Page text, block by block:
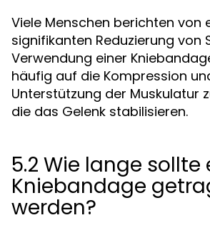
Viele Menschen berichten von
signifikanten Reduzierung von
Verwendung einer
häufig auf die Kompression
Unterstützung der Muskulatur
die das Gelenk stabilisieren.
5.2 Wie lange sollte
Kniebandage
werden?